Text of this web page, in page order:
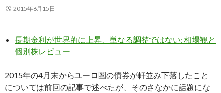
2015年6月15日
長期金利が世界的に上昇、単なる調整ではない: 相場観と
個別株レビュー
2015年の4月末からユーロ圏の債券が軒並み下落したこと
については前回の記事で述べたが、そのさなかに話題にな